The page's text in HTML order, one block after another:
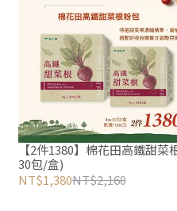
【2件1380】棉花田高鐵甜菜
30包/盒)
NT$1,380NT$2,160